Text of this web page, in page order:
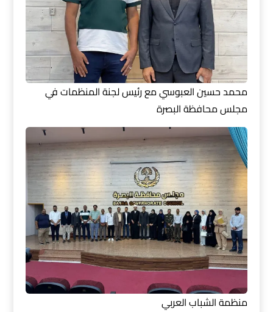
محمد حسين العبوسي مع رئيس لجنة المنظمات في
مجلس محافظة البصرة
منظمة الشباب العربي